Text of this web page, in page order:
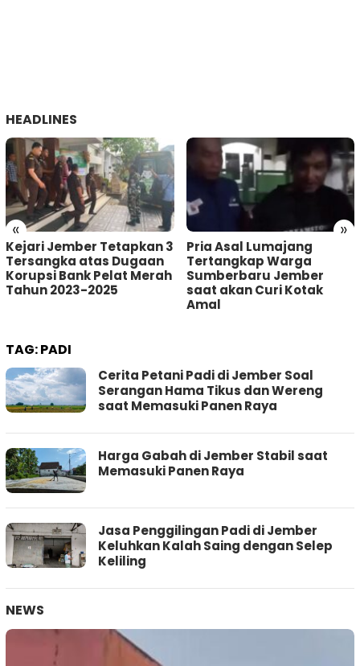
HEADLINES
« »
Kejari Jember Tetapkan 3
Tersangka atas Dugaan
Korupsi Bank Pelat Merah
Tahun 2023-2025
Pria Asal Lumajang
Tertangkap Warga
Sumberbaru Jember
saat akan Curi Kotak
Amal
TAG:PADI
Cerita Petani Padi di Jember Soal
Serangan Hama Tikus dan Wereng
saat Memasuki Panen Raya
Harga Gabah di Jember Stabil saat
Memasuki Panen Raya
Jasa Penggilingan Padi di Jember
Keluhkan Kalah Saing dengan Selep
Keliling
NEWS